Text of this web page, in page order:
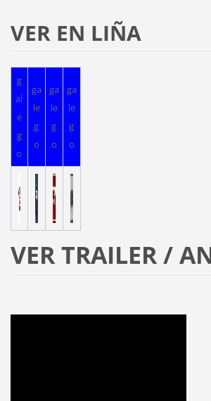
VER EN LIÑA
g
al
e
g
o
ga
le
g
o
ga
le
g
o
ga
le
g
o
VER TRAILER /